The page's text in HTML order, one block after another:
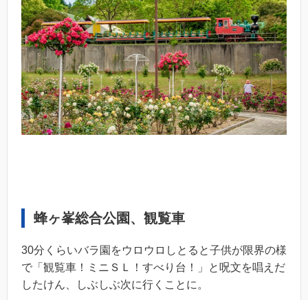
蜂ヶ峯総合公園、観覧車
30分くらいバラ園をウロウロしとると子供が限界の様
で「観覧車！ミニＳＬ！すべり台！」と呪文を唱えだ
したけん、しぶしぶ次に行くことに。